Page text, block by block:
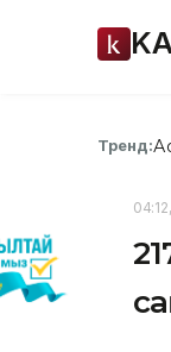
Тренд: